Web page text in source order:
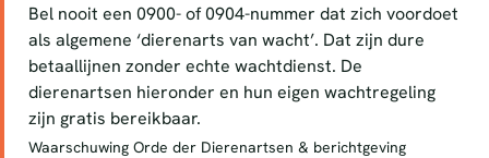
Bel nooit een 0900- of 0904-nummer dat zich voordoet
als algemene ‘dierenarts van wacht’. Dat zijn dure
betaallijnen zonder echte wachtdienst. De
dierenartsen hieronder en hun eigen wachtregeling
zijn gratis bereikbaar.
Waarschuwing Orde der Dierenartsen & berichtgeving